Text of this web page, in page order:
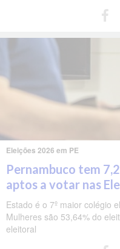
Eleições 2026 em PE
Pernambuco tem
aptos a votar nas
Estado é o 7º maior colégio
Mulheres são 53,64% do
eleitoral